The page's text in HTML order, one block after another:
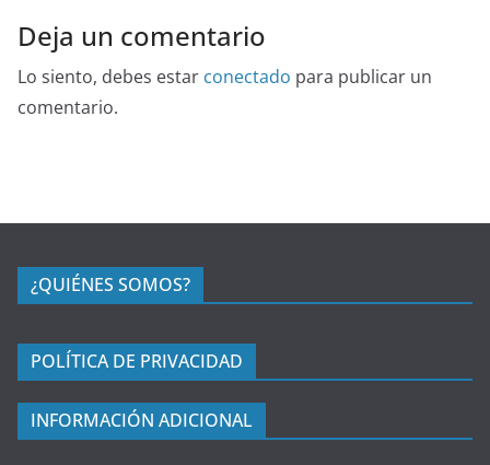
Deja un comentario
Lo siento, debes estar conectado para publicar un
comentario.
¿QUIÉNES SOMOS?
POLÍTICA DE PRIVACIDAD
INFORMACIÓN ADICIONAL